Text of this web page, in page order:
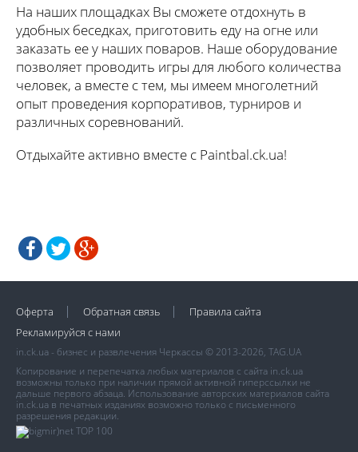
На наших площадках Вы сможете отдохнуть в
удобных беседках, приготовить еду на огне или
заказать ее у наших поваров. Наше оборудование
позволяет проводить игры для любого количества
человек, а вместе с тем, мы имеем многолетний
опыт проведения корпоративов, турниров и
различных соревнований.
Отдыхайте активно вместе с Paintbal.ck.ua!
Оферта Обратная связь
Правила сайта
Рекламируйся с нами
in.ck.ua - бизнес и развлечения Черкассы © 2013-2026, TAG.UA
Копирование и перепечатка любых материалов с сайта in.ck.ua
возможны только при наличии прямой активной гиперссылки не
дальше первого абзаца. Использование авторских материалов сайта
in.ck.ua в печатных изданиях возможно только с письменного
разрешения редакции.